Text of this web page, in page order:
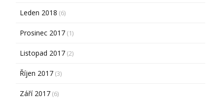
Leden 2018 (6)
Prosinec 2017 (1)
Listopad 2017 (2)
Říjen 2017 (3)
Září 2017 (6)